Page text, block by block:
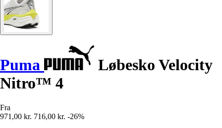
Puma
Løbesko Velocity
Nitro™ 4
Fra
971,00 kr. 716,00 kr. -26%